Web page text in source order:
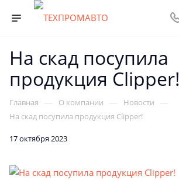
На скад посупила
продукция Clipper!
Главная — О компании — Новости —
На скад посупила продукция Clipper!
17 октября 2023